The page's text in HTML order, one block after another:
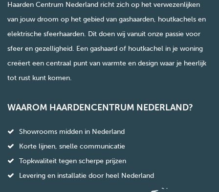
Haarden Centrum Nederland richt zich op het verwezenlijken
van jouw droom op het gebied van gashaarden, houtkachels en
elektrische sfeerhaarden. Dit doen wij vanuit onze passie voor
sfeer en gezelligheid. Een gashaard of houtkachel in je woning
creëert een centraal punt van warmte en design waar je heerlijk
tot rust kunt komen.
WAAROM HAARDENCENTRUM NEDERLAND?
Showrooms midden in Nederland
Korte lijnen, snelle communicatie
Topkwaliteit tegen scherpe prijzen
Levering en installatie door heel Nederland